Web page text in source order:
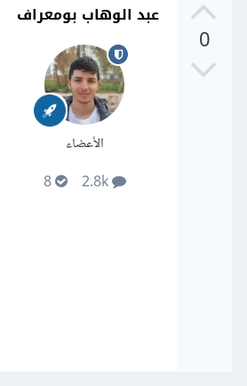
0
عبد الوهاب بومعراف
الأعضاء
2.8k
8